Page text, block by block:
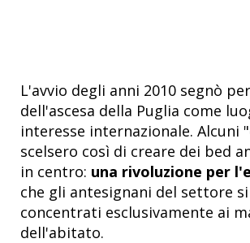
L'avvio degli anni 2010 segnò
dell'ascesa della Puglia come
interesse internazionale. Alcuni
scelsero così di creare dei bed
in centro: una rivoluzione per
che gli antesignani del settore
concentrati esclusivamente ai
dell'abitato.